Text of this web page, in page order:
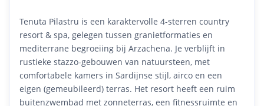
Tenuta Pilastru is een karaktervolle 4-sterren country
resort & spa, gelegen tussen granietformaties en
mediterrane begroeiing bij Arzachena. Je verblijft in
rustieke stazzo-gebouwen van natuursteen, met
comfortabele kamers in Sardijnse stijl, airco en een
eigen (gemeubileerd) terras. Het resort heeft een ruim
buitenzwembad met zonneterras, een fitnessruimte en